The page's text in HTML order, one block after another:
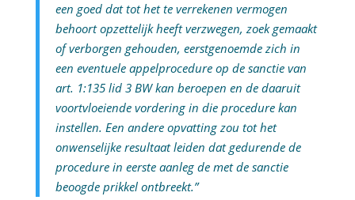
een goed dat tot het te verrekenen vermogen
behoort opzettelijk heeft verzwegen, zoek gemaakt
of verborgen gehouden, eerstgenoemde zich in
een eventuele appelprocedure op de sanctie van
art. 1:135 lid 3 BW kan beroepen en de daaruit
voortvloeiende vordering in die procedure kan
instellen. Een andere opvatting zou tot het
onwenselijke resultaat leiden dat gedurende de
procedure in eerste aanleg de met de sanctie
beoogde prikkel ontbreekt.”